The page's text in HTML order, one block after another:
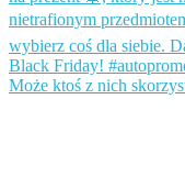
Może ktoś z nich